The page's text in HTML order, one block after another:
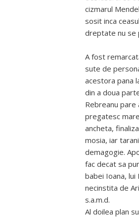
cizmarul
sosit inca
dreptate nu se
A fost
sute de
acestora pana
din a doua
Rebreanu
pregatesc
ancheta,
mosia, iar
demagogie.
fac decat sa
babei Ioana, lui
necinstita de
s.a.m.d.
Al doilea plan